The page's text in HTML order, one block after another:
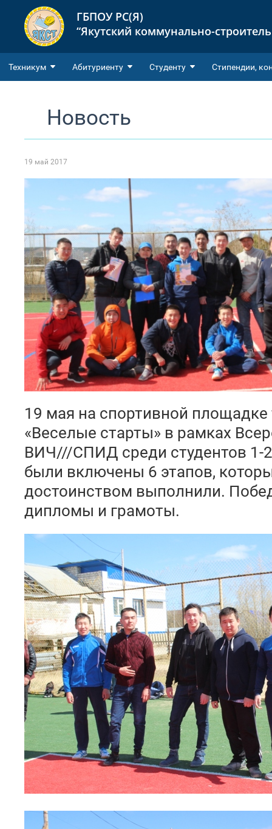
ГБПОУ РС(Я)
“Якутский коммунально-
Техникум Абитуриенту Студенту Cтипендии,
Новость
19 май 2017
19 мая на спортивной площадке
«Веселые старты» в рамках
ВИЧ///СПИД среди студентов 1-
были включены 6 этапов,
достоинством выполнили.
дипломы и грамоты.